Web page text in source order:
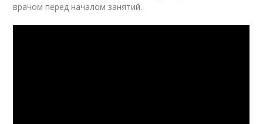
врачом перед началом занятий.